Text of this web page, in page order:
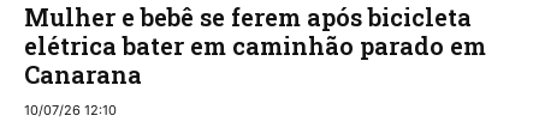
Mulher e bebê se ferem após bicicleta
elétrica bater em caminhão parado em
Canarana
10/07/26 12:10